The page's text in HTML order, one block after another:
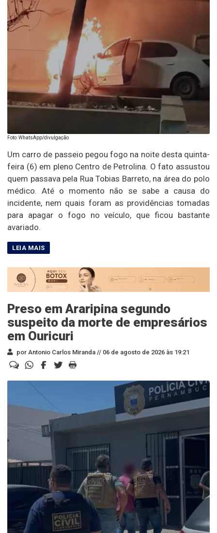
Foto: WhatsApp/divulgação
Um carro de passeio pegou fogo na noite desta quinta-
feira (6) em pleno Centro de Petrolina. O fato assustou
quem passava pela Rua Tobias Barreto, na área do polo
médico. Até o momento não se sabe a causa do
incidente, nem quais foram as providências tomadas
para apagar o fogo no veículo, que ficou bastante
avariado.
Preso em Araripina segundo
suspeito da morte de empresários
em Ouricuri
por Antonio Carlos Miranda // 06 de agosto de 2026 às 19:21